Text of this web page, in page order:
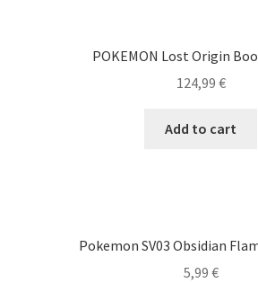
POKEMON Lost Origin
124,99 €
Add to cart
Pokemon SV03 Obsidian
5,99 €